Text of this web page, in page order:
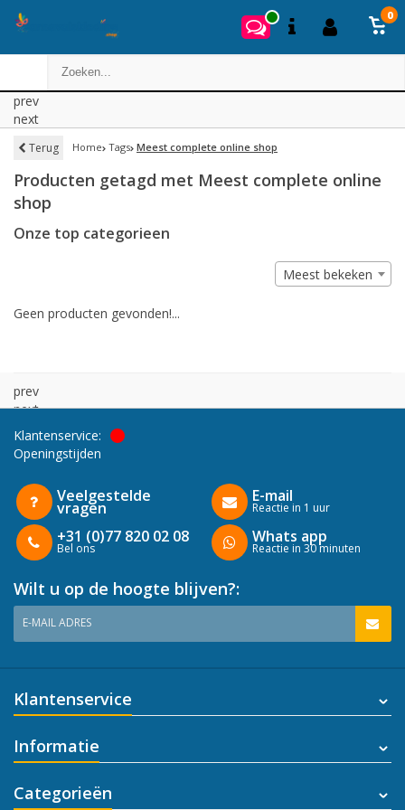
0
prev
next
Terug Home Tags Meest complete online shop
Producten getagd met Meest complete online
shop
Onze top categorieen
Meest bekeken
Geen producten gevonden!...
prev
next
Klantenservice:
Openingstijden
Veelgestelde
vragen
+31 (0)77 820 02 08
Bel ons
E-mail
Reactie in 1 uur
Whats app
Reactie in 30 minuten
Wilt u op de hoogte blijven?:
E-MAIL ADRES
Klantenservice
Informatie
Categorieën